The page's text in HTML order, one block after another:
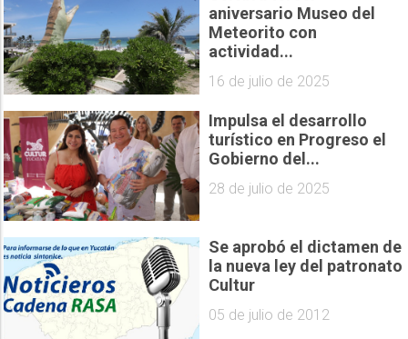
aniversario Museo del
Meteorito con
actividad...
16 de julio de 2025
Impulsa el desarrollo
turístico en Progreso el
Gobierno del...
28 de julio de 2025
Se aprobó el dictamen de
la nueva ley del patronato
Cultur
05 de julio de 2012